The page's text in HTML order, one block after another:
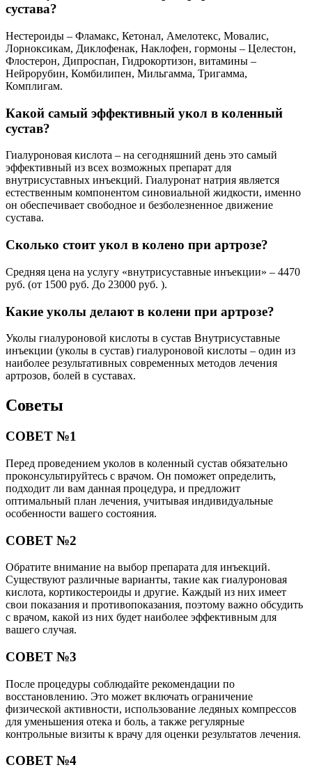
сустава?
Нестероиды – Фламакс, Кетонал, Амелотекс, Мовалис,
Лорноксикам, Диклофенак, Наклофен, гормоны – Целестон,
Флостерон, Дипроспан, Гидрокортизон, витамины –
Нейрорубин, Комбилипен, Мильгамма, Тригамма,
Комплигам.
Какой самый эффективный укол в коленный
сустав?
Гиалуроновая кислота – на сегодняшний день это самый
эффективный из всех возможных препарат для
внутрисуставных инъекций. Гиалуронат натрия является
естественным компонентом синовиальной жидкости, именно
он обеспечивает свободное и безболезненное движение
сустава.
Сколько стоит укол в колено при артрозе?
Средняя цена на услугу «внутрисуставные инъекции» – 4470
руб. (от 1500 руб. До 23000 руб. ).
Какие уколы делают в колени при артрозе?
Уколы гиалуроновой кислоты в сустав Внутрисуставные
инъекции (уколы в сустав) гиалуроновой кислоты – один из
наиболее результативных современных методов лечения
артрозов, болей в суставах.
Советы
СОВЕТ №1
Перед проведением уколов в коленный сустав обязательно
проконсультируйтесь с врачом. Он поможет определить,
подходит ли вам данная процедура, и предложит
оптимальный план лечения, учитывая индивидуальные
особенности вашего состояния.
СОВЕТ №2
Обратите внимание на выбор препарата для инъекций.
Существуют различные варианты, такие как гиалуроновая
кислота, кортикостероиды и другие. Каждый из них имеет
свои показания и противопоказания, поэтому важно обсудить
с врачом, какой из них будет наиболее эффективным для
вашего случая.
СОВЕТ №3
После процедуры соблюдайте рекомендации по
восстановлению. Это может включать ограничение
физической активности, использование ледяных компрессов
для уменьшения отека и боль, а также регулярные
контрольные визиты к врачу для оценки результатов лечения.
СОВЕТ №4